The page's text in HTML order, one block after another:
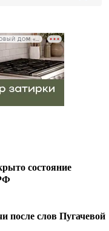
РЕКЛАМА • ООО СТРОИТЕЛЬНЫЙ ТОРГОВЫЙ ДОМ «ПЕТРОВИЧ», ИНН 7802348846
состояние
после слов Пугачевой